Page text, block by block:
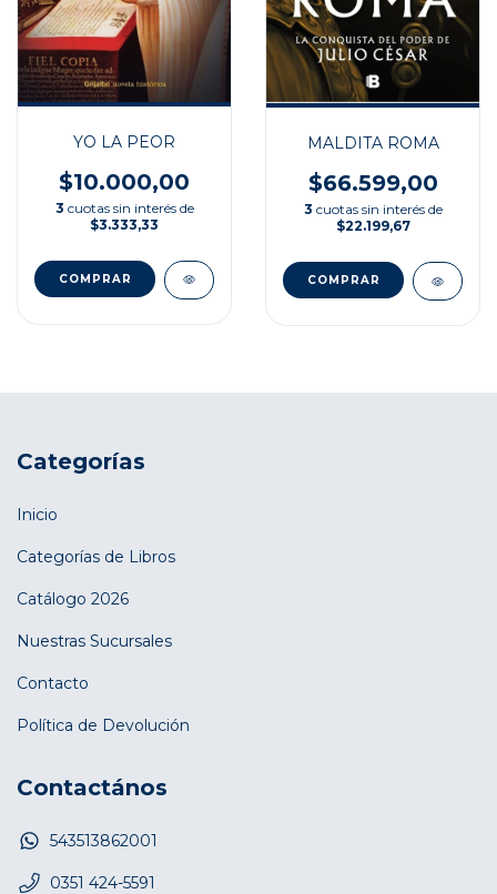
YO LA PEOR
$10.000,00
3 cuotas sin interés de
$3.333,33
MALDITA ROMA
$66.599,00
3 cuotas sin interés de
$22.199,67
Categorías
Inicio
Categorías de Libros
Catálogo 2026
Nuestras Sucursales
Contacto
Política de Devolución
Contactános
543513862001
0351 424-5591